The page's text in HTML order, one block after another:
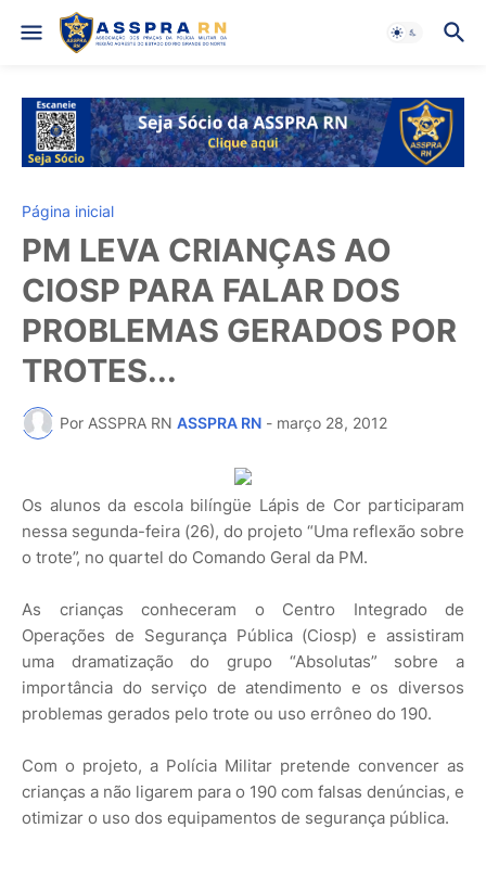
Página inicial
PM LEVA CRIANÇAS AO
CIOSP PARA FALAR DOS
PROBLEMAS GERADOS POR
TROTES...
Por ASSPRA RN ASSPRA RN - março 28, 2012
Os alunos da escola bilíngüe Lápis de Cor participaram
nessa segunda-feira (26), do projeto “Uma reflexão sobre
o trote”, no quartel do Comando Geral da PM.
As crianças conheceram o Centro Integrado de
Operações de Segurança Pública (Ciosp) e assistiram
uma dramatização do grupo “Absolutas” sobre a
importância do serviço de atendimento e os diversos
problemas gerados pelo trote ou uso errôneo do 190.
Com o projeto, a Polícia Militar pretende convencer as
crianças a não ligarem para o 190 com falsas denúncias, e
otimizar o uso dos equipamentos de segurança pública.